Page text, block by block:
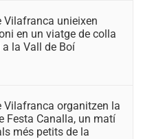
Vilafranca unieixen
en un viatge de colla
a la Vall de Boí
Vilafranca organitzen la
Festa Canalla, un matí
més petits de la